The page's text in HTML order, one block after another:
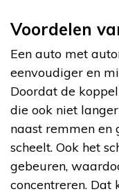
Voordelen
Een auto met
eenvoudiger en
Doordat de
die ook niet
naast remmen en
scheelt. Ook het
gebeuren,
concentreren. Dat